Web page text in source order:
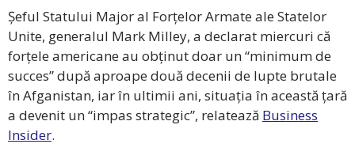
Șeful Statului Major al Forțelor Armate ale Statelor
Unite, generalul Mark Milley, a declarat miercuri că
forțele americane au obținut doar un “minimum de
succes” după aproape două decenii de lupte brutale
în Afganistan, iar în ultimii ani, situația în această țară
a devenit un “impas strategic”, relatează Business
Insider.